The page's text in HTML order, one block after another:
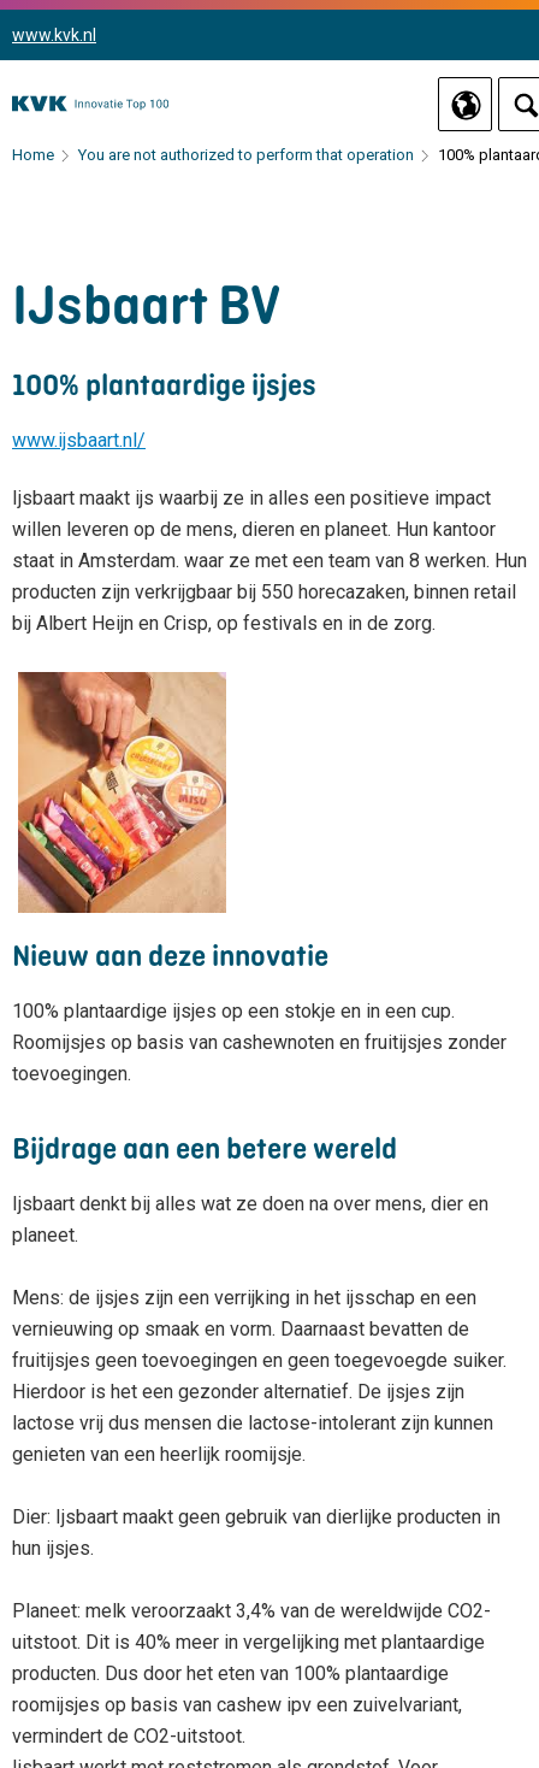
www.kvk.nl
Home You are not authorized to perform that operation 100%
IJsbaart BV
100% plantaardige ijsjes
www.ijsbaart.nl/
Ijsbaart maakt ijs waarbij ze in alles een positieve impact
willen leveren op de mens, dieren en planeet. Hun kantoor
staat in Amsterdam. waar ze met een team van 8 werken. Hun
producten zijn verkrijgbaar bij 550 horecazaken, binnen retail
bij Albert Heijn en Crisp, op festivals en in de zorg.
Nieuw aan deze innovatie
100% plantaardige ijsjes op een stokje en in een cup.
Roomijsjes op basis van cashewnoten en fruitijsjes zonder
toevoegingen.
Bijdrage aan een betere wereld
Ijsbaart denkt bij alles wat ze doen na over mens, dier en
planeet.
Mens: de ijsjes zijn een verrijking in het ijsschap en een
vernieuwing op smaak en vorm. Daarnaast bevatten de
fruitijsjes geen toevoegingen en geen toegevoegde suiker.
Hierdoor is het een gezonder alternatief. De ijsjes zijn
lactose vrij dus mensen die lactose-intolerant zijn kunnen
genieten van een heerlijk roomijsje.
Dier: Ijsbaart maakt geen gebruik van dierlijke producten in
hun ijsjes.
Planeet: melk veroorzaakt 3,4% van de wereldwijde CO2-
uitstoot. Dit is 40% meer in vergelijking met plantaardige
producten. Dus door het eten van 100% plantaardige
roomijsjes op basis van cashew ipv een zuivelvariant,
vermindert de CO2-uitstoot.